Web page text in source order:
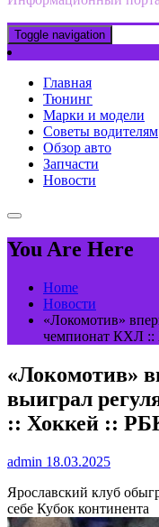
Toggle navigation
Главная
Тюнинг
Марки и модели
Советы водителям
Обзор авто
Запчасти
Новости
You Are Here
Home
Новости
«Локомотив»
чемпионат КХЛ ::
«Локомотив»
выиграл
:: Хоккей ::
admin 18.03.2025
Ярославский клуб
себе Кубок континента